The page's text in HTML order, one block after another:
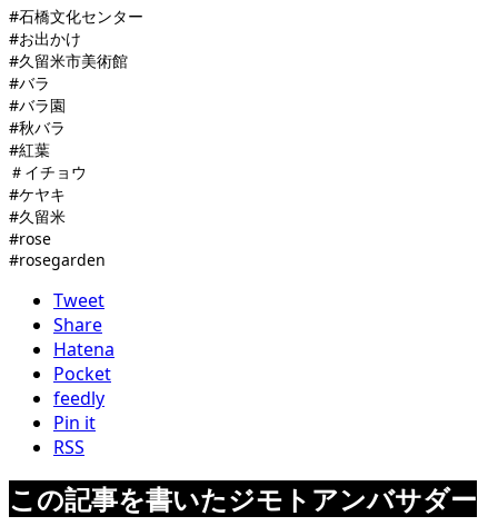
#石橋文化センター
#お出かけ
#久留米市美術館
#バラ
#バラ園
#秋バラ
#紅葉
＃イチョウ
#ケヤキ
#久留米
#rose
#rosegarden
Tweet
Share
Hatena
Pocket
feedly
Pin it
RSS
この記事を書いたジモトアンバサダー